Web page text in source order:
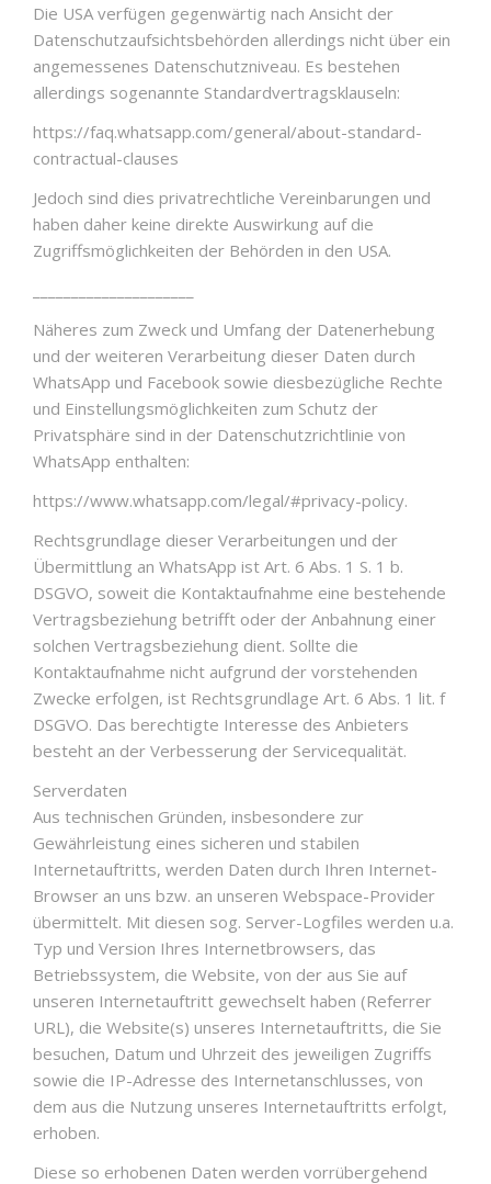
Die USA verfügen gegenwärtig nach Ansicht der
Datenschutzaufsichtsbehörden allerdings nicht über ein
angemessenes Datenschutzniveau. Es bestehen
allerdings sogenannte Standardvertragsklauseln:
https://faq.whatsapp.com/general/about-standard-
contractual-clauses
Jedoch sind dies privatrechtliche Vereinbarungen und
haben daher keine direkte Auswirkung auf die
Zugriffsmöglichkeiten der Behörden in den USA.
Näheres zum Zweck und Umfang der Datenerhebung
und der weiteren Verarbeitung dieser Daten durch
WhatsApp und Facebook sowie diesbezügliche Rechte
und Einstellungsmöglichkeiten zum Schutz der
Privatsphäre sind in der Datenschutzrichtlinie von
WhatsApp enthalten:
https://www.whatsapp.com/legal/#privacy-policy.
Rechtsgrundlage dieser Verarbeitungen und der
Übermittlung an WhatsApp ist Art. 6 Abs. 1 S. 1 b.
DSGVO, soweit die Kontaktaufnahme eine bestehende
Vertragsbeziehung betrifft oder der Anbahnung einer
solchen Vertragsbeziehung dient. Sollte die
Kontaktaufnahme nicht aufgrund der vorstehenden
Zwecke erfolgen, ist Rechtsgrundlage Art. 6 Abs. 1 lit. f
DSGVO. Das berechtigte Interesse des Anbieters
besteht an der Verbesserung der Servicequalität.
Serverdaten
Aus technischen Gründen, insbesondere zur
Gewährleistung eines sicheren und stabilen
Internetauftritts, werden Daten durch Ihren Internet-
Browser an uns bzw. an unseren Webspace-Provider
übermittelt. Mit diesen sog. Server-Logfiles werden u.a.
Typ und Version Ihres Internetbrowsers, das
Betriebssystem, die Website, von der aus Sie auf
unseren Internetauftritt gewechselt haben (Referrer
URL), die Website(s) unseres Internetauftritts, die Sie
besuchen, Datum und Uhrzeit des jeweiligen Zugriffs
sowie die IP-Adresse des Internetanschlusses, von
dem aus die Nutzung unseres Internetauftritts erfolgt,
erhoben.
Diese so erhobenen Daten werden vorrübergehend